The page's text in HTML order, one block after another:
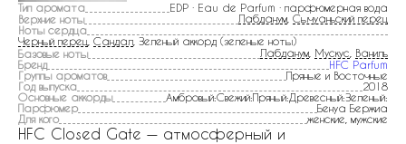
Тип аромата
EDP · Eau de Parfum · парфюмерная вода
Верхние ноты
Лабданум Сычуаньский перец
Ноты сердца
Черный перец Сандал , Зеленый аккорд (зеленые ноты)
Базовые ноты
Лабданум Мускус Ваниль
Бренд
HFC Parfum
Группы ароматов
Пряные и Восточные
Год выпуска
2018
Основные аккорды
Амбровый:Свежий:Пряный:Древесный:Зеленый:
Парфюмер
Бенуа Бержиа
Для кого
женские, мужские
HFC Closed Gate — атмосферный и